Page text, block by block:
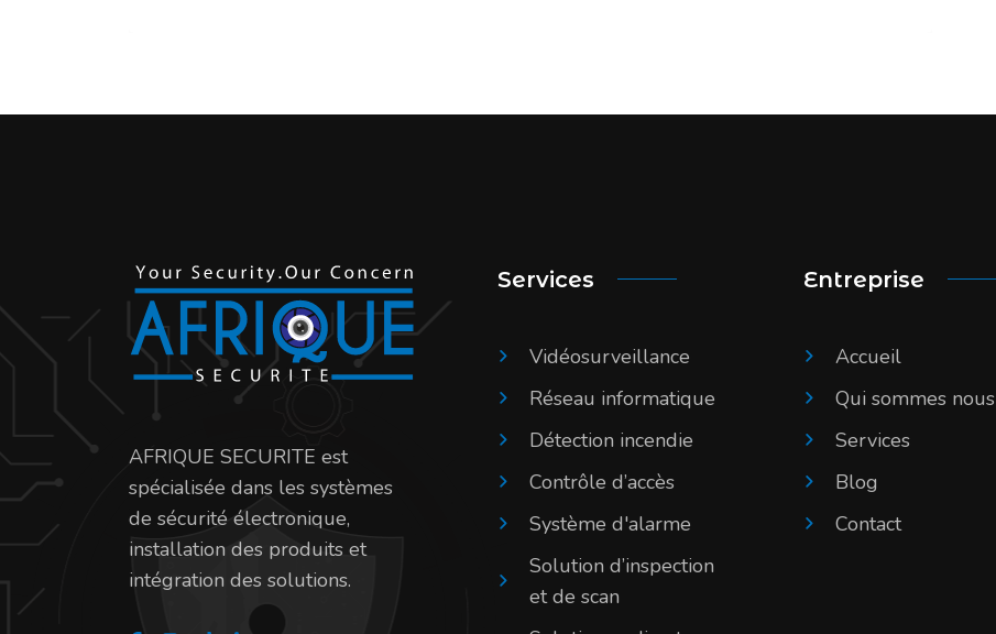
AFRIQUE SECURITE est
spécialisée dans les systèmes
de sécurité électronique,
installation des produits et
intégration des solutions.
Services
Vidéosurveillance
Réseau informatique
Détection incendie
Contrôle d’accès
Système d'alarme
Solution d’inspection
et de scan
Entreprise
Accueil
Qui sommes nous
Services
Blog
Contact